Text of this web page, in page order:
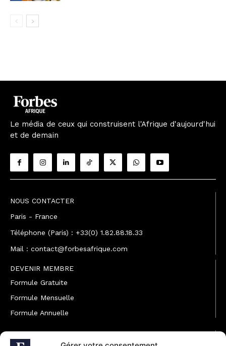
Le média de ceux qui construisent l'Afrique d'aujourd'hui
et de demain
NOUS CONTACTER
Paris - France
Téléphone (Paris) : +33(0) 1.82.88.18.33
Mail : contact@forbesafrique.com
DEVENIR MEMBRE
Formule Gratuite
Formule Mensuelle
Formule Annuelle
JOINDRE L'ÉQUIPE